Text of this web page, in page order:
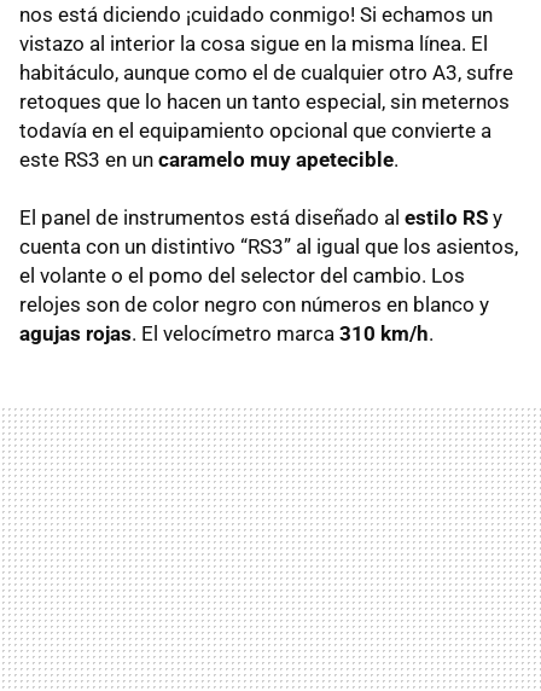
nos está diciendo ¡cuidado conmigo! Si echamos un
vistazo al interior la cosa sigue en la misma línea. El
habitáculo, aunque como el de cualquier otro A3, sufre
retoques que lo hacen un tanto especial, sin meternos
todavía en el equipamiento opcional que convierte a
este RS3 en un caramelo muy apetecible.
El panel de instrumentos está diseñado al estilo RS y
cuenta con un distintivo “RS3” al igual que los asientos,
el volante o el pomo del selector del cambio. Los
relojes son de color negro con números en blanco y
agujas rojas. El velocímetro marca 310 km/h.